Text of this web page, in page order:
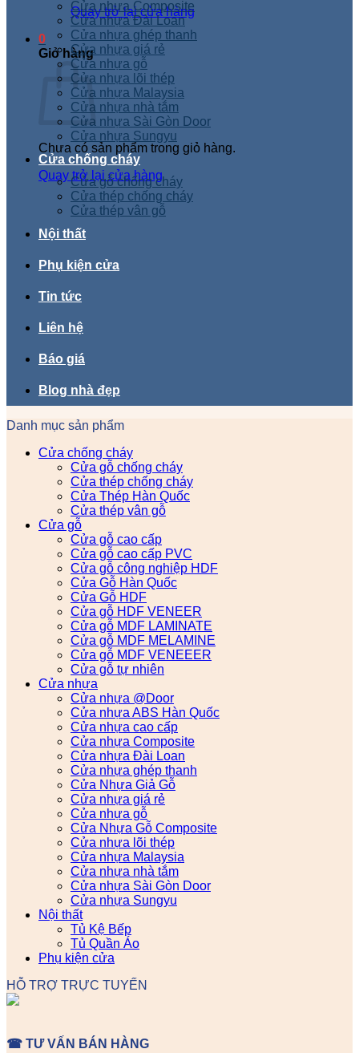
Quay trở lại cửa hàng
0
Giỏ hàng
Chưa có sản phẩm trong giỏ hàng.
Quay trở lại cửa hàng
Cửa nhựa Composite
Cửa nhựa Đài Loan
Cửa nhựa ghép thanh
Cửa nhựa giá rẻ
Cửa nhựa gỗ
Cửa nhựa lõi thép
Cửa nhựa Malaysia
Cửa nhựa nhà tắm
Cửa nhựa Sài Gòn Door
Cửa nhựa Sungyu
Cửa chống cháy
Cửa gỗ chống cháy
Cửa thép chống cháy
Cửa thép vân gỗ
Nội thất
Phụ kiện cửa
Tin tức
Liên hệ
Báo giá
Blog nhà đẹp
Danh mục sản phẩm
Cửa chống cháy
Cửa gỗ chống cháy
Cửa thép chống cháy
Cửa Thép Hàn Quốc
Cửa thép vân gỗ
Cửa gỗ
Cửa gỗ cao cấp
Cửa gỗ cao cấp PVC
Cửa gỗ công nghiệp HDF
Cửa Gỗ Hàn Quốc
Cửa Gỗ HDF
Cửa gỗ HDF VENEER
Cửa gỗ MDF LAMINATE
Cửa gỗ MDF MELAMINE
Cửa gỗ MDF VENEEER
Cửa gỗ tự nhiên
Cửa nhựa
Cửa nhựa @Door
Cửa nhựa ABS Hàn Quốc
Cửa nhựa cao cấp
Cửa nhựa Composite
Cửa nhựa Đài Loan
Cửa nhựa ghép thanh
Cửa Nhựa Giả Gỗ
Cửa nhựa giá rẻ
Cửa nhựa gỗ
Cửa Nhựa Gỗ Composite
Cửa nhựa lõi thép
Cửa nhựa Malaysia
Cửa nhựa nhà tắm
Cửa nhựa Sài Gòn Door
Cửa nhựa Sungyu
Nội thất
Tủ Kệ Bếp
Tủ Quần Áo
Phụ kiện cửa
HỖ TRỢ TRỰC TUYẾN
☎ TƯ VẤN BÁN HÀNG